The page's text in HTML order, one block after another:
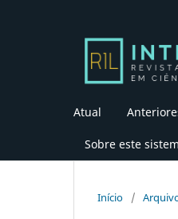
Atual
Sobre este
Início /